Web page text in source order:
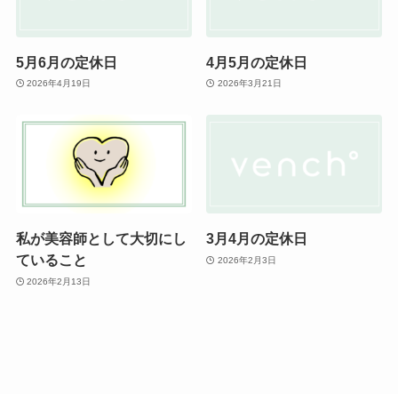
5月6月の定休日
2026年4月19日
4月5月の定休日
2026年3月21日
私が美容師として大切にし
ていること
2026年2月13日
3月4月の定休日
2026年2月3日